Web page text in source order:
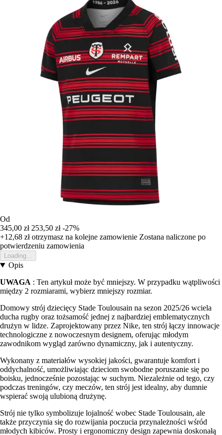
Od
345,00 zł 253,50 zł -27%
+12,68 złotrzymasz na kolejne zamowienie Zostana naliczone po
potwierdzeniu zamowienia
Loading...
Opis
UWAGA : Ten artykuł może być mniejszy. W przypadku wątpliwości
między 2 rozmiarami, wybierz mniejszy rozmiar.
Domowy strój dziecięcy Stade Toulousain na sezon 2025/26 wciela
ducha rugby oraz tożsamość jednej z najbardziej emblematycznych
drużyn w lidze. Zaprojektowany przez Nike, ten strój łączy innowacje
technologiczne z nowoczesnym designem, oferując młodym
zawodnikom wygląd zarówno dynamiczny, jak i autentyczny.
Wykonany z materiałów wysokiej jakości, gwarantuje komfort i
oddychalność, umożliwiając dzieciom swobodne poruszanie się po
boisku, jednocześnie pozostając w suchym. Niezależnie od tego, czy
podczas treningów, czy meczów, ten strój jest idealny, aby dumnie
wspierać swoją ulubioną drużynę.
Strój nie tylko symbolizuje lojalność wobec Stade Toulousain, ale
także przyczynia się do rozwijania poczucia przynależności wśród
młodych kibiców. Prosty i ergonomiczny design zapewnia doskonałą